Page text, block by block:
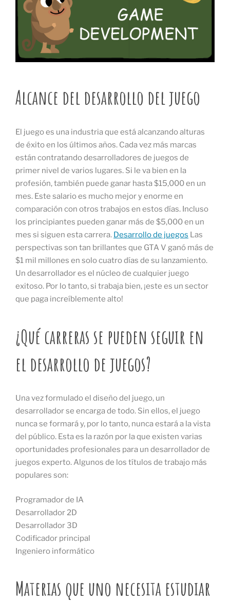
Alcance del desarrollo del juego
El juego es una industria que está alcanzando alturas
de éxito en los últimos años. Cada vez más marcas
están contratando desarrolladores de juegos de
primer nivel de varios lugares. Si le va bien en la
profesión, también puede ganar hasta $15,000 en un
mes. Este salario es mucho mejor y enorme en
comparación con otros trabajos en estos días. Incluso
los principiantes pueden ganar más de $5,000 en un
mes si siguen esta carrera. Desarrollo de juegos Las
perspectivas son tan brillantes que GTA V ganó más de
$1 mil millones en solo cuatro días de su lanzamiento.
Un desarrollador es el núcleo de cualquier juego
exitoso. Por lo tanto, si trabaja bien, ¡este es un sector
que paga increíblemente alto!
¿Qué carreras se pueden seguir en
el desarrollo de juegos?
Una vez formulado el diseño del juego, un
desarrollador se encarga de todo. Sin ellos, el juego
nunca se formará y, por lo tanto, nunca estará a la vista
del público. Esta es la razón por la que existen varias
oportunidades profesionales para un desarrollador de
juegos experto. Algunos de los títulos de trabajo más
populares son:
Programador de IA
Desarrollador 2D
Desarrollador 3D
Codificador principal
Ingeniero informático
Materias que uno necesita estudiar